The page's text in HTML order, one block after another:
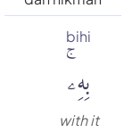
bihi
بِهِۦۚ
with it